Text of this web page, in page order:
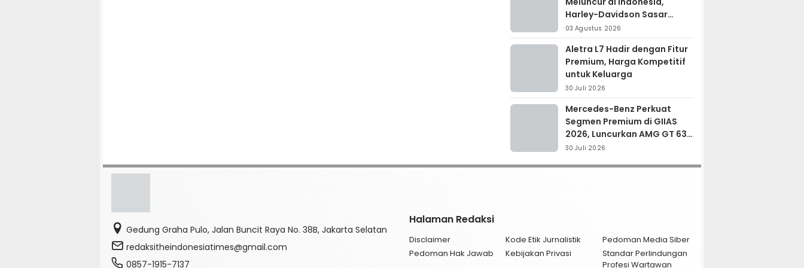
Harley-Davidson Sasar
Kolektor Motor Premium
03 Agustus 2026
Aletra L7 Hadir dengan Fitur
Premium, Harga Kompetitif
untuk Keluarga
30 Juli 2026
Mercedes-Benz Perkuat
Segmen Premium di GIIAS
2026, Luncurkan AMG GT 63
PRO dan GLC 200
30 Juli 2026
Gedung Graha Pulo, Jalan Buncit Raya No. 38B, Jakarta Selatan
redaksitheindonesiatimes@gmail.com
0857-1915-7137
Halaman Redaksi
Disclaimer Kode Etik Jurnalistik
Pedoman Media Siber
Pedoman Hak Jawab
Kebijakan Privasi
Standar Perlindungan
Profesi Wartawan